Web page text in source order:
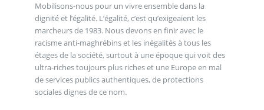
Mobilisons-nous pour un vivre ensemble dans la
dignité et l’égalité. L’égalité, c’est qu’exigeaient les
marcheurs de 1983. Nous devons en finir avec le
racisme anti-maghrébins et les inégalités à tous les
étages de la société, surtout à une époque qui voit des
ultra-riches toujours plus riches et une Europe en mal
de services publics authentiques, de protections
sociales dignes de ce nom.